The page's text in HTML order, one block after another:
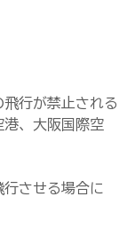
行が禁止される
港、大阪国際空
させる場合に